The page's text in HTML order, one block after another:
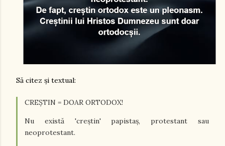
Să citez și textual:
CREȘTIN = DOAR ORTODOX!
Nu există 'creștin' papistaș, protestant sau
neoprotestant.